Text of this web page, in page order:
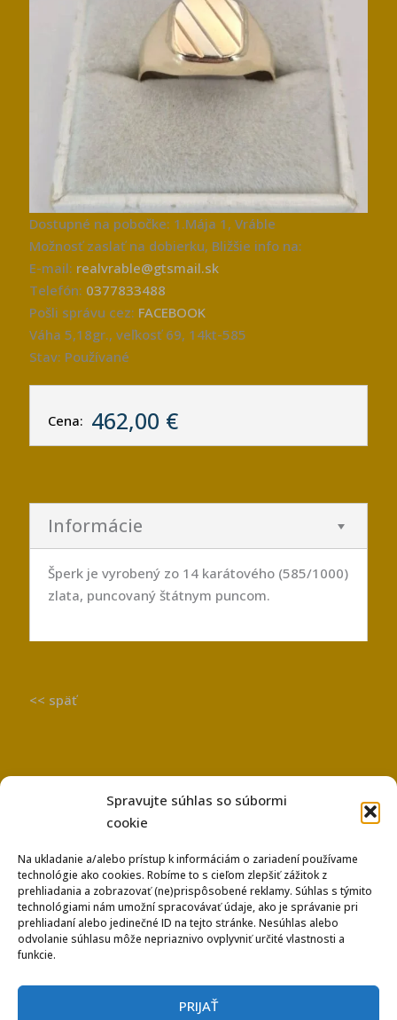
Spravujte súhlas so súbormi
cookie
Na ukladanie a/alebo prístup k informáciám o zariadení používame
technológie ako cookies. Robíme to s cieľom zlepšiť zážitok z
prehliadania a zobrazovať (ne)prispôsobené reklamy. Súhlas s týmito
technológiami nám umožní spracovávať údaje, ako je správanie pri
prehliadaní alebo jedinečné ID na tejto stránke. Nesúhlas alebo
odvolanie súhlasu môže nepriaznivo ovplyvniť určité vlastnosti a
funkcie.
PRIJAŤ
Dostupné na pobočke: 1.Mája 1, Vráble
Možnosť zaslať na dobierku, Bližšie info na:
E-mail: realvrable@gtsmail.sk
Telefón: 0377833488
Pošli správu cez: FACEBOOK
Váha 5,18gr., veľkosť 69, 14kt-585
Stav: Používané
Cena: 462,00 €
Informácie
Šperk je vyrobený zo 14 karátového (585/1000)
zlata, puncovaný štátnym puncom.
<< späť
Používanie súborov Cookies
Ochrana osobných údajov